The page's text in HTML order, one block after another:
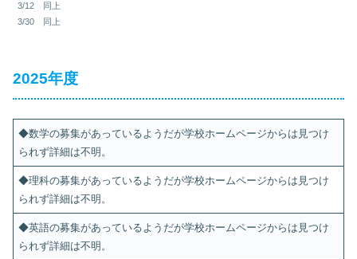
3/12 同上
3/30 同上
2025年度
◆数学の募集があっているようだが学校ホームページからは見つけ
られず詳細は不明。
◆理科の募集があっているようだが学校ホームページからは見つけ
られず詳細は不明。
◆英語の募集があっているようだが学校ホームページからは見つけ
られず詳細は不明。